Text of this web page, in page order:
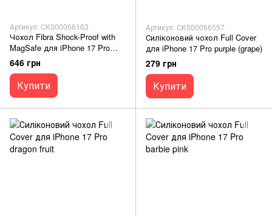
Артикул: СК000066163
Чохол Fibra Shock-Proof with
MagSafe для iPhone 17 Pro
clear/black
646 грн
Купити
Артикул: СК000066557
Силіконовий чохол Full Cover
для iPhone 17 Pro purple (grape)
279 грн
Купити